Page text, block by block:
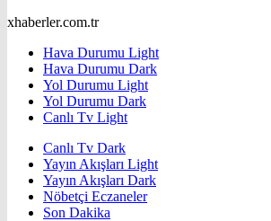
xhaberler.com.tr
Hava Durumu Light
Hava Durumu Dark
Yol Durumu Light
Yol Durumu Dark
Canlı Tv Light
Canlı Tv Dark
Yayın Akışları Light
Yayın Akışları Dark
Nöbetçi Eczaneler
Son Dakika